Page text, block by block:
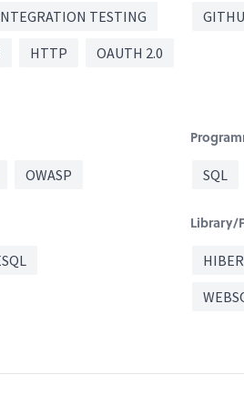
TESTING
HTTP
OAUTH 2.0
OWASP SQL
Library/